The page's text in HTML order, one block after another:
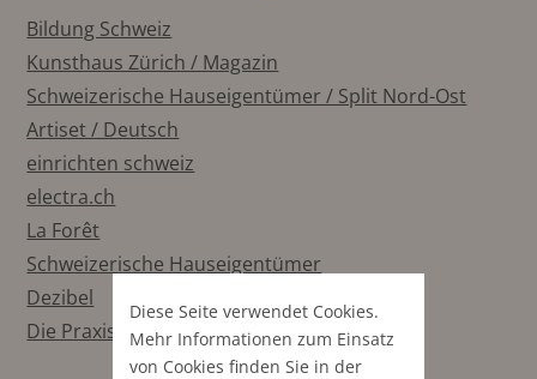
Bildung Schweiz
Kunsthaus Zürich / Magazin
Schweizerische Hauseigentümer / Split Nord-Ost
Artiset / Deutsch
einrichten schweiz
electra.ch
La Forêt
Schweizerische Hauseigentümer
Dezibel
Die Praxis
Diese Seite verwendet Cookies.
Mehr Informationen zum Einsatz
von Cookies finden Sie in der